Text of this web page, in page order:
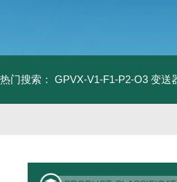
热门搜索： GPVX-V1-F1-P2-O3 变送